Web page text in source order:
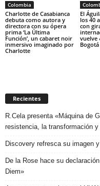
Colombia
Charlotte de Casabianca
debuta como autora y
directora con su ópera
prima ‘La Última
Función’, un cabaret noir
inmersivo imaginado por
Charlotte
El
los 40
con
vuelve
Bogotá
Recientes
R.Cela presenta «Máquina de
resistencia, la transformación
Discovery refresca su imagen
De la Rose hace su
Diem»